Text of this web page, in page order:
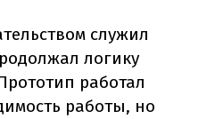
служил
логику
работал
работы, но